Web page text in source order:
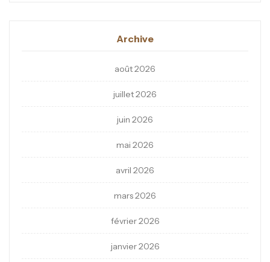
Archive
août 2026
juillet 2026
juin 2026
mai 2026
avril 2026
mars 2026
février 2026
janvier 2026